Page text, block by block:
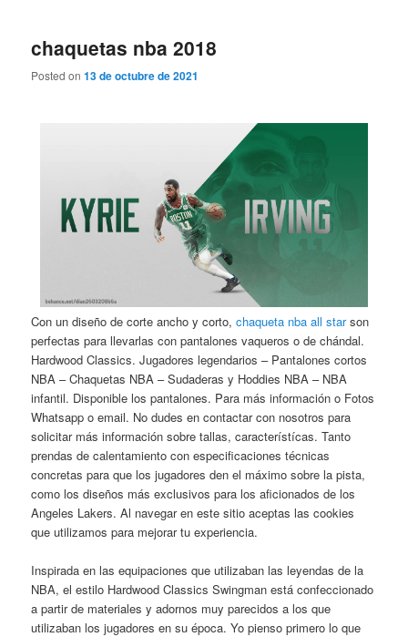
chaquetas nba 2018
Posted on13 de octubre de 2021
Con un diseño de corte ancho y corto,chaqueta nba all starson
perfectas para llevarlas con pantalones vaqueros o de chándal.
Hardwood Classics. Jugadores legendarios – Pantalones cortos
NBA – Chaquetas NBA – Sudaderas y Hoddies NBA – NBA
infantil. Disponible los pantalones. Para más información o Fotos
Whatsapp o email. No dudes en contactar con nosotros para
solicitar más información sobre tallas, característícas. Tanto
prendas de calentamiento con especificaciones técnicas
concretas para que los jugadores den el máximo sobre la pista,
como los diseños más exclusivos para los aficionados de los
Angeles Lakers. Al navegar en este sitio aceptas las cookies
que utilizamos para mejorar tu experiencia.
Inspirada en las equipaciones que utilizaban las leyendas de la
NBA, el estilo Hardwood Classics Swingman está confeccionado
a partir de materiales y adornos muy parecidos a los que
utilizaban los jugadores en su época. Yo pienso primero lo que